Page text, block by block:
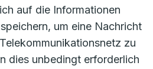
auf die Informationen
um eine Nachricht
zu
dies unbedingt erforderlich